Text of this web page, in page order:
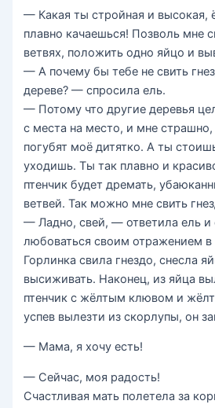
— Какая ты стройная и высокая,
плавно качаешься! Позволь мне
ветвях, положить одно яйцо и
— А почему бы тебе не свить
дереве? — спросила ель.
— Потому что другие деревья
с места на место, и мне страшно,
погубят моё дитятко. А ты
уходишь. Ты так плавно и
птенчик будет дремать,
ветвей. Так можно мне свить
— Ладно, свей, — ответила ель и
любоваться своим отражением в
Горлинка свила гнездо, снесла
высиживать. Наконец, из яйца
птенчик с жёлтым клювом и
успев вылезти из скорлупы, он
— Мама, я хочу есть!
— Сейчас, моя радость!
Счастливая мать полетела за